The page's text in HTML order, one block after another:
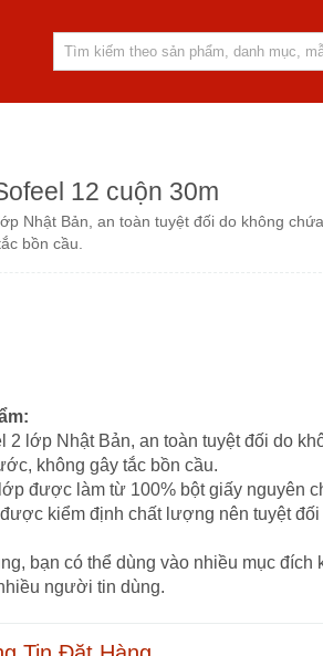
12 cuộn 30m
Nhật Bản, an toàn tuyệt đối do không
bồn cầu.
2 lớp Nhật Bản, an toàn tuyệt đối do
không gây tắc bồn cầu.
được làm từ 100% bột giấy nguyên
kiểm định chất lượng nên tuyệt
bạn có thể dùng vào nhiều mục
người tin dùng.